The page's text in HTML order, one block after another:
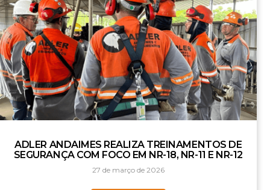
ADLER ANDAIMES REALIZA TREINAMENTOS DE
SEGURANÇA COM FOCO EM NR-18, NR-11 E NR-12
27 de março de 2026